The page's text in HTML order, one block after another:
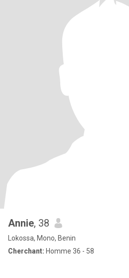
Annie, 38
Lokossa, Mono, Benin
Cherchant: Homme 36 - 58